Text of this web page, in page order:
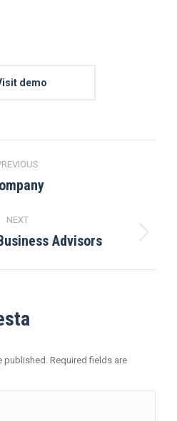
demo
Proyecto
NEXT
ProyectoAdvisors
published. Required fields are